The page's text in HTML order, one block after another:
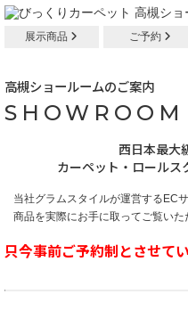
展示商品 ご予約
高槻ショールームのご案内
SHOWROOM
西日本最大
カーペット・ロールス
当社グラムスタイルが運営するEC
商品を実際にお手に取ってご覧いた
只今事前ご予約制とさせて